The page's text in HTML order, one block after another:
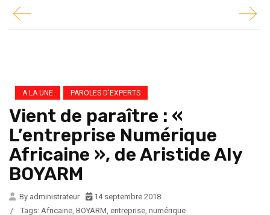
A LA UNE PAROLES D'EXPERTS
Vient de paraître : «
L’entreprise Numérique
Africaine », de Aristide Aly
BOYARM
By administrateur
14 septembre 2018
/
Tags: Africaine, BOYARM, entreprise, numérique